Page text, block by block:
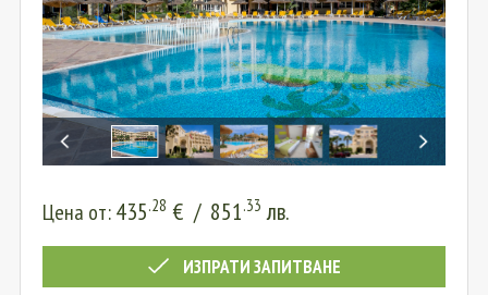
Цена от:435.28 € / 851.33 лв.
ИЗПРАТИ ЗАПИТВАНЕ